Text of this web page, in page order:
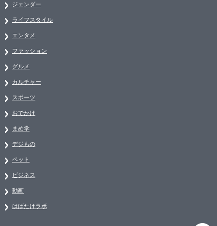
ジェンダー
ライフスタイル
エンタメ
ファッション
グルメ
カルチャー
スポーツ
おでかけ
まめ学
デジもの
ペット
ビジネス
動画
はばたけラボ